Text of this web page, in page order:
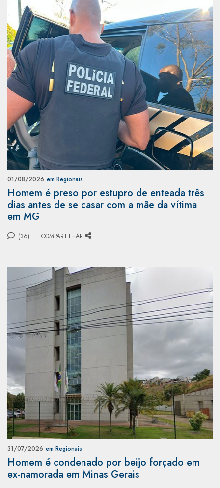
01/08/2026 em Regionais
Homem é preso por estupro de enteada três
dias antes de se casar com a mãe da vítima
em MG
(36) COMPARTILHAR
31/07/2026 em Regionais
Homem é condenado por beijo forçado em
ex-namorada em Minas Gerais